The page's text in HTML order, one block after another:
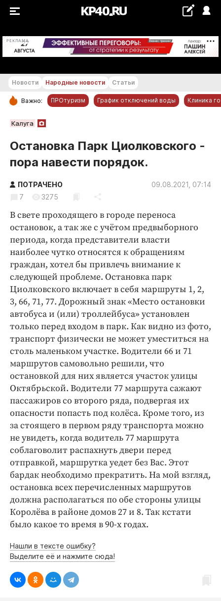
РЕКЛАМА +29...+30 °С
РУБРИКИ
Новости компаний
Статьи
Народные новости
Авто и транспорт
Благоустройство
Криминал
Культура
Недвижимость и ЖКХ
Образование
Общество
Погода
Праздники
Происшествия
Спорт
Экономика и бизнес
ПРОЕКТЫ
Блоги
Издания
Медиаперсона
Интересное чтиво
Клиника года
Бренд года
Работодатель года
Новости Народные новости Статьи
Важно: ПРОтуризм График отключений воды Клиника
Калуга
Остановка Парк Циолковского -
пора навести порядок.
ПОТРАЧЕНО
09.08.2021, 07:14
7
3275
В свете проходящего в городе переноса
остановок, а так же с учётом предвыборного
периода, когда представители власти
наиболее чутко относятся к обращениям
граждан, хотел бы привлечь внимание к
следующей проблеме. Остановка парк
Циолковского включает в себя маршруты 1, 2,
3, 66, 71, 77. Дорожный знак «Место остановки
автобуса и (или) троллейбуса» установлен
только перед входом в парк. Как видно из фото,
транспорт физически не может уместиться на
столь маленьком участке. Водители 66 и 71
маршрутов самовольно решили, что
остановкой для них является участок улицы
Октябрьской. Водители 77 маршрута сажают
пассажиров со второго ряда, подвергая их
опасности попасть под колёса. Кроме того, из
за стоящего в первом ряду транспорта можно
не увидеть, когда водитель 77 маршрута
соблаговолит распахнуть двери перед
отправкой, маршрутка уедет без Вас. Этот
бардак необходимо прекратить. На мой взгляд,
остановка всех перечисленных маршрутов
должна располагаться по обе стороны улицы
Королёва в районе домов 27 и 8. Так кстати
было какое то время в 90-х годах.
Нашли в тексте ошибку?
Выделите её и нажмите сюда!